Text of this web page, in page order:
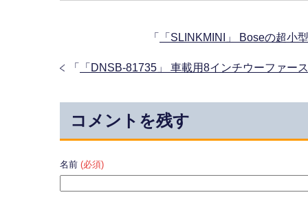
「 「SLINKMINI」 Boseの超小
「 「DNSB-81735」 車載用8インチウーファー
コメントを残す
名前 (必須)